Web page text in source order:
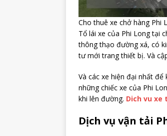
Cho thuê xe chở hàng Phi
Tổ lái xe của Phi Long tại
thông thạo đường xá, có
tư mới trang thiết bị. Và
Và các xe hiện đại nhất
những chiếc xe của Phi
khi lên đường. Dich vu xe
Dịch vụ vận tải